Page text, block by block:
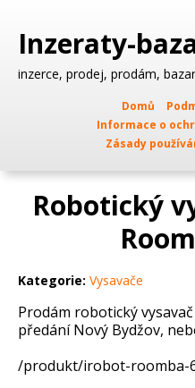
Inzeraty-
inzerce, prodej, prodám, bazar
Domů
Informace o
Zásady
Robotický
Kategorie: Vysavače
Prodám robotický
předání Nový Bydžov,
/produkt/irobot-roomba-